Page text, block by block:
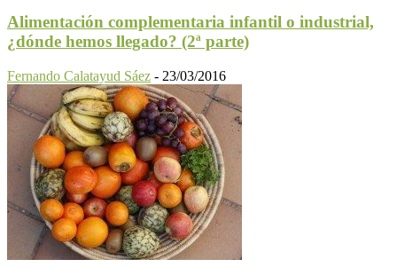
Alimentación complementaria infantil o industrial,
¿dónde hemos llegado? (2ª parte)
Fernando Calatayud Sáez - 23/03/2016